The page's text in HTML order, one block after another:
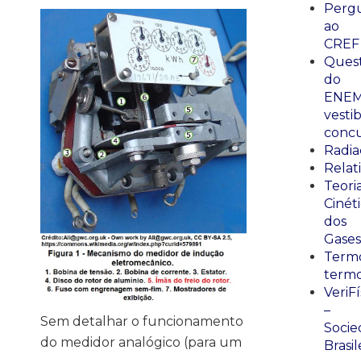
Sem detalhar o funcionamento
do medidor analógico (para um
ao
CREF
do
dos
Gases
–